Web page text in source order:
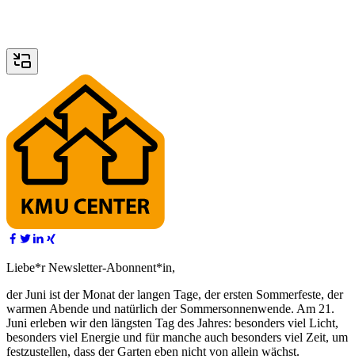
Liebe*r Newsletter-Abonnent*in,
der Juni ist der Monat der langen Tage, der ersten Sommerfeste, der
warmen Abende und natürlich der Sommersonnenwende. Am 21.
Juni erleben wir den längsten Tag des Jahres: besonders viel Licht,
besonders viel Energie und für manche auch besonders viel Zeit, um
festzustellen, dass der Garten eben nicht von allein wächst.